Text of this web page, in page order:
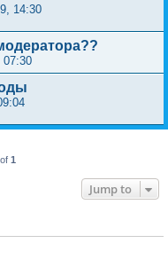
14:30
07:30
of 1
Jump to